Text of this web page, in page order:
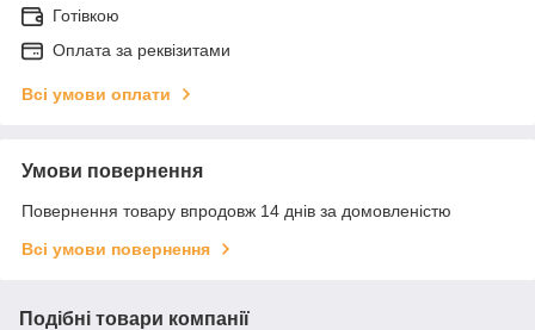
Готівкою
Оплата за реквізитами
Всі умови оплати
Умови повернення
Повернення товару впродовж 14 днів за домовленістю
Всі умови повернення
Подібні товари компанії